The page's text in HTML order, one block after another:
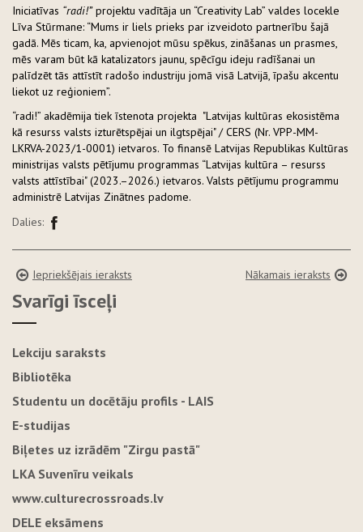
Iniciatīvas “radi!”projektu vadītāja un “Creativity Lab” valdes locekle
Līva Stūrmane: “Mums ir liels prieks par izveidoto partnerību šajā
gadā. Mēs ticam, ka, apvienojot mūsu spēkus, zināšanas un prasmes,
mēs varam būt kā katalizators jaunu, spēcīgu ideju radīšanai un
palīdzēt tās attīstīt radošo industriju jomā visā Latvijā, īpašu akcentu
liekot uz reģioniem”.
“radi!” akadēmija tiek īstenota projekta "Latvijas kultūras ekosistēma
kā resurss valsts izturētspējai un ilgtspējai" / CERS (Nr. VPP-MM-
LKRVA-2023/1-0001) ietvaros. To finansē Latvijas Republikas Kultūras
ministrijas valsts pētījumu programmas “Latvijas kultūra – resurss
valsts attīstībai" (2023.–2026.) ietvaros. Valsts pētījumu programmu
administrē Latvijas Zinātnes padome.
Dalies:
Iepriekšējais ieraksts Nākamais ieraksts
Svarīgi īsceļi
Lekciju saraksts
Bibliotēka
Studentu un docētāju profils - LAIS
E-studijas
Biļetes uz izrādēm "Zirgu pastā"
LKA Suvenīru veikals
www.culturecrossroads.lv
DELE eksāmens